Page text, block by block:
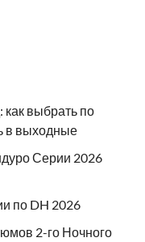
выбрать по
в выходные
Серии 2026
по DH 2026
2-го Ночного